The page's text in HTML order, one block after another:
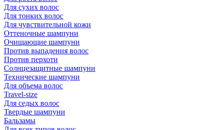
Для сухих волос
Для тонких волос
Для чувствительной кожи
Оттеночные шампуни
Очищающие шампуни
Против выпадения волос
Против перхоти
Солнцезащитные шампуни
Технические шампуни
Для объема волос
Travel-size
Для седых волос
Твердые шампуни
Бальзамы